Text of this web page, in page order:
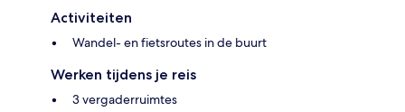
Activiteiten
Wandel- en fietsroutes in de buurt
Werken tijdens je reis
3 vergaderruimtes